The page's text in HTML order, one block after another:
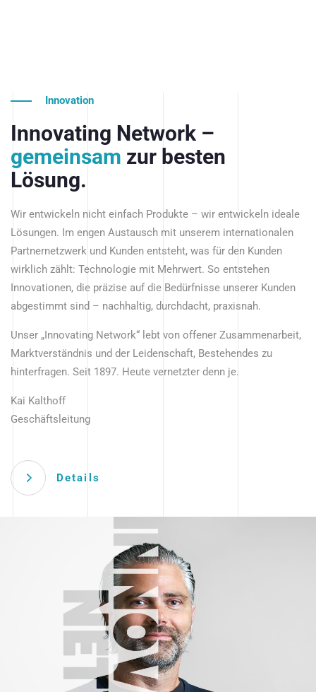
Innovation
Innovating Network –
gemeinsam zur besten
Lösung.
Wir entwickeln nicht einfach Produkte – wir entwickeln ideale
Lösungen. Im engen Austausch mit unserem internationalen
Partnernetzwerk und Kunden entsteht, was für den Kunden
wirklich zählt: Technologie mit Mehrwert. So entstehen
Innovationen, die präzise auf die Bedürfnisse unserer Kunden
abgestimmt sind – nachhaltig, durchdacht, praxisnah.
Unser „Innovating Network“ lebt von offener Zusammenarbeit,
Marktverständnis und der Leidenschaft, Bestehendes zu
hinterfragen. Seit 1897. Heute vernetzter denn je.
Kai Kalthoff
Geschäftsleitung
Details